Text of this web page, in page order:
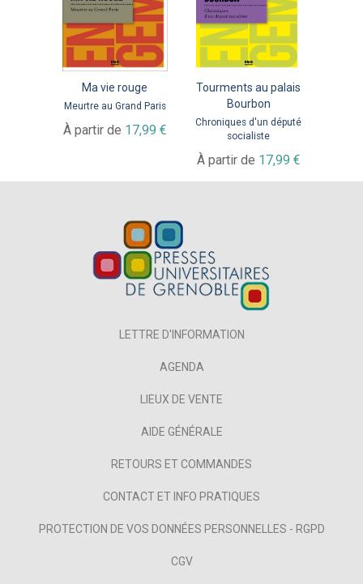
Ma vie rouge
Meurtre au Grand Paris
À partir de 17,99 €
Tourments au palais
Bourbon
Chroniques d'un député
socialiste
À partir de 17,99 €
LETTRE D'INFORMATION
AGENDA
LIEUX DE VENTE
AIDE GÉNÉRALE
RETOURS ET COMMANDES
CONTACT ET INFO PRATIQUES
PROTECTION DE VOS DONNÉES PERSONNELLES - RGPD
CGV